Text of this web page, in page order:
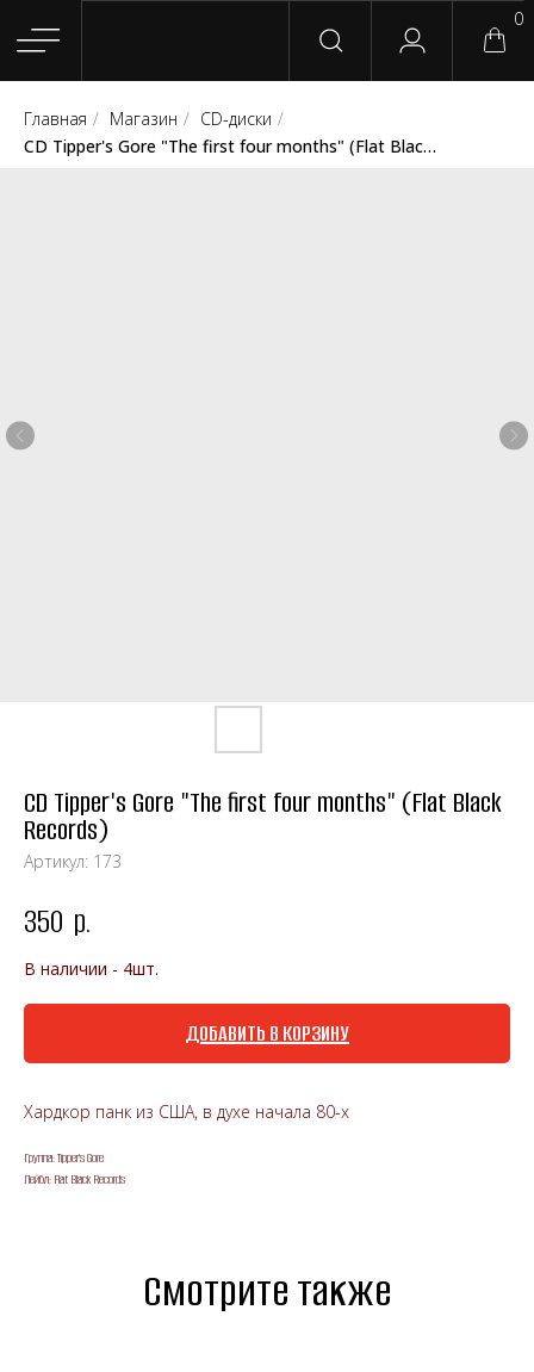
Главная Магазин Группы
Главная / Магазин / CD-диски /
CD Tipper's Gore "The first four months" (Flat Black Records)
CD Tipper's Gore "The first four months" (Flat Black
Records)
Артикул: 173
350 р.
В наличии - 4шт.
ДОБАВИТЬ В КОРЗИНУ
Хардкор панк из США, в духе начала 80-х
Группа: Tipper's Gore
Лейбл: Flat Black Records
Смотрите также